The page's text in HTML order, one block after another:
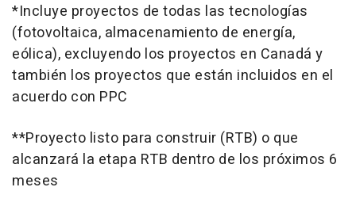
*Incluye proyectos de todas las tecnologías
(fotovoltaica, almacenamiento de energía,
eólica), excluyendo los proyectos en Canadá y
también los proyectos que están incluidos en el
acuerdo con PPC
**Proyecto listo para construir (RTB) o que
alcanzará la etapa RTB dentro de los próximos 6
meses